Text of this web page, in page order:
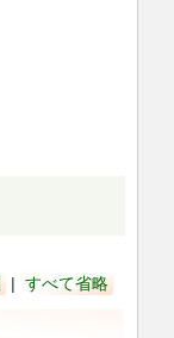
| すべて省略